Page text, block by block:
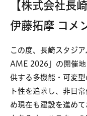
【株式会社長
伊藤拓摩 コメ
この度、長崎スタジ
AME 2026」の開催
供する多機能・可変
ト性を追求し、非日
め現在も建設を進め